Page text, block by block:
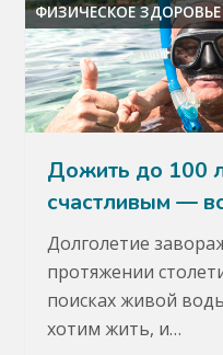
ФИЗИЧЕСКОЕ ЗДОРОВЬЕ
Дожить до 100
счастливым —
Долголетие
протяжении
поисках живой
хотим жить, и…